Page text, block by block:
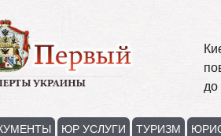
до
ЮР УСЛУГИ ТУРИЗМ